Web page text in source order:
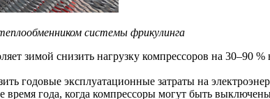
системы фрикулинга
зимой снизить нагрузку компрессоров на 30–90 %
годовые эксплуатационные затраты на
года, когда компрессоры могут быть